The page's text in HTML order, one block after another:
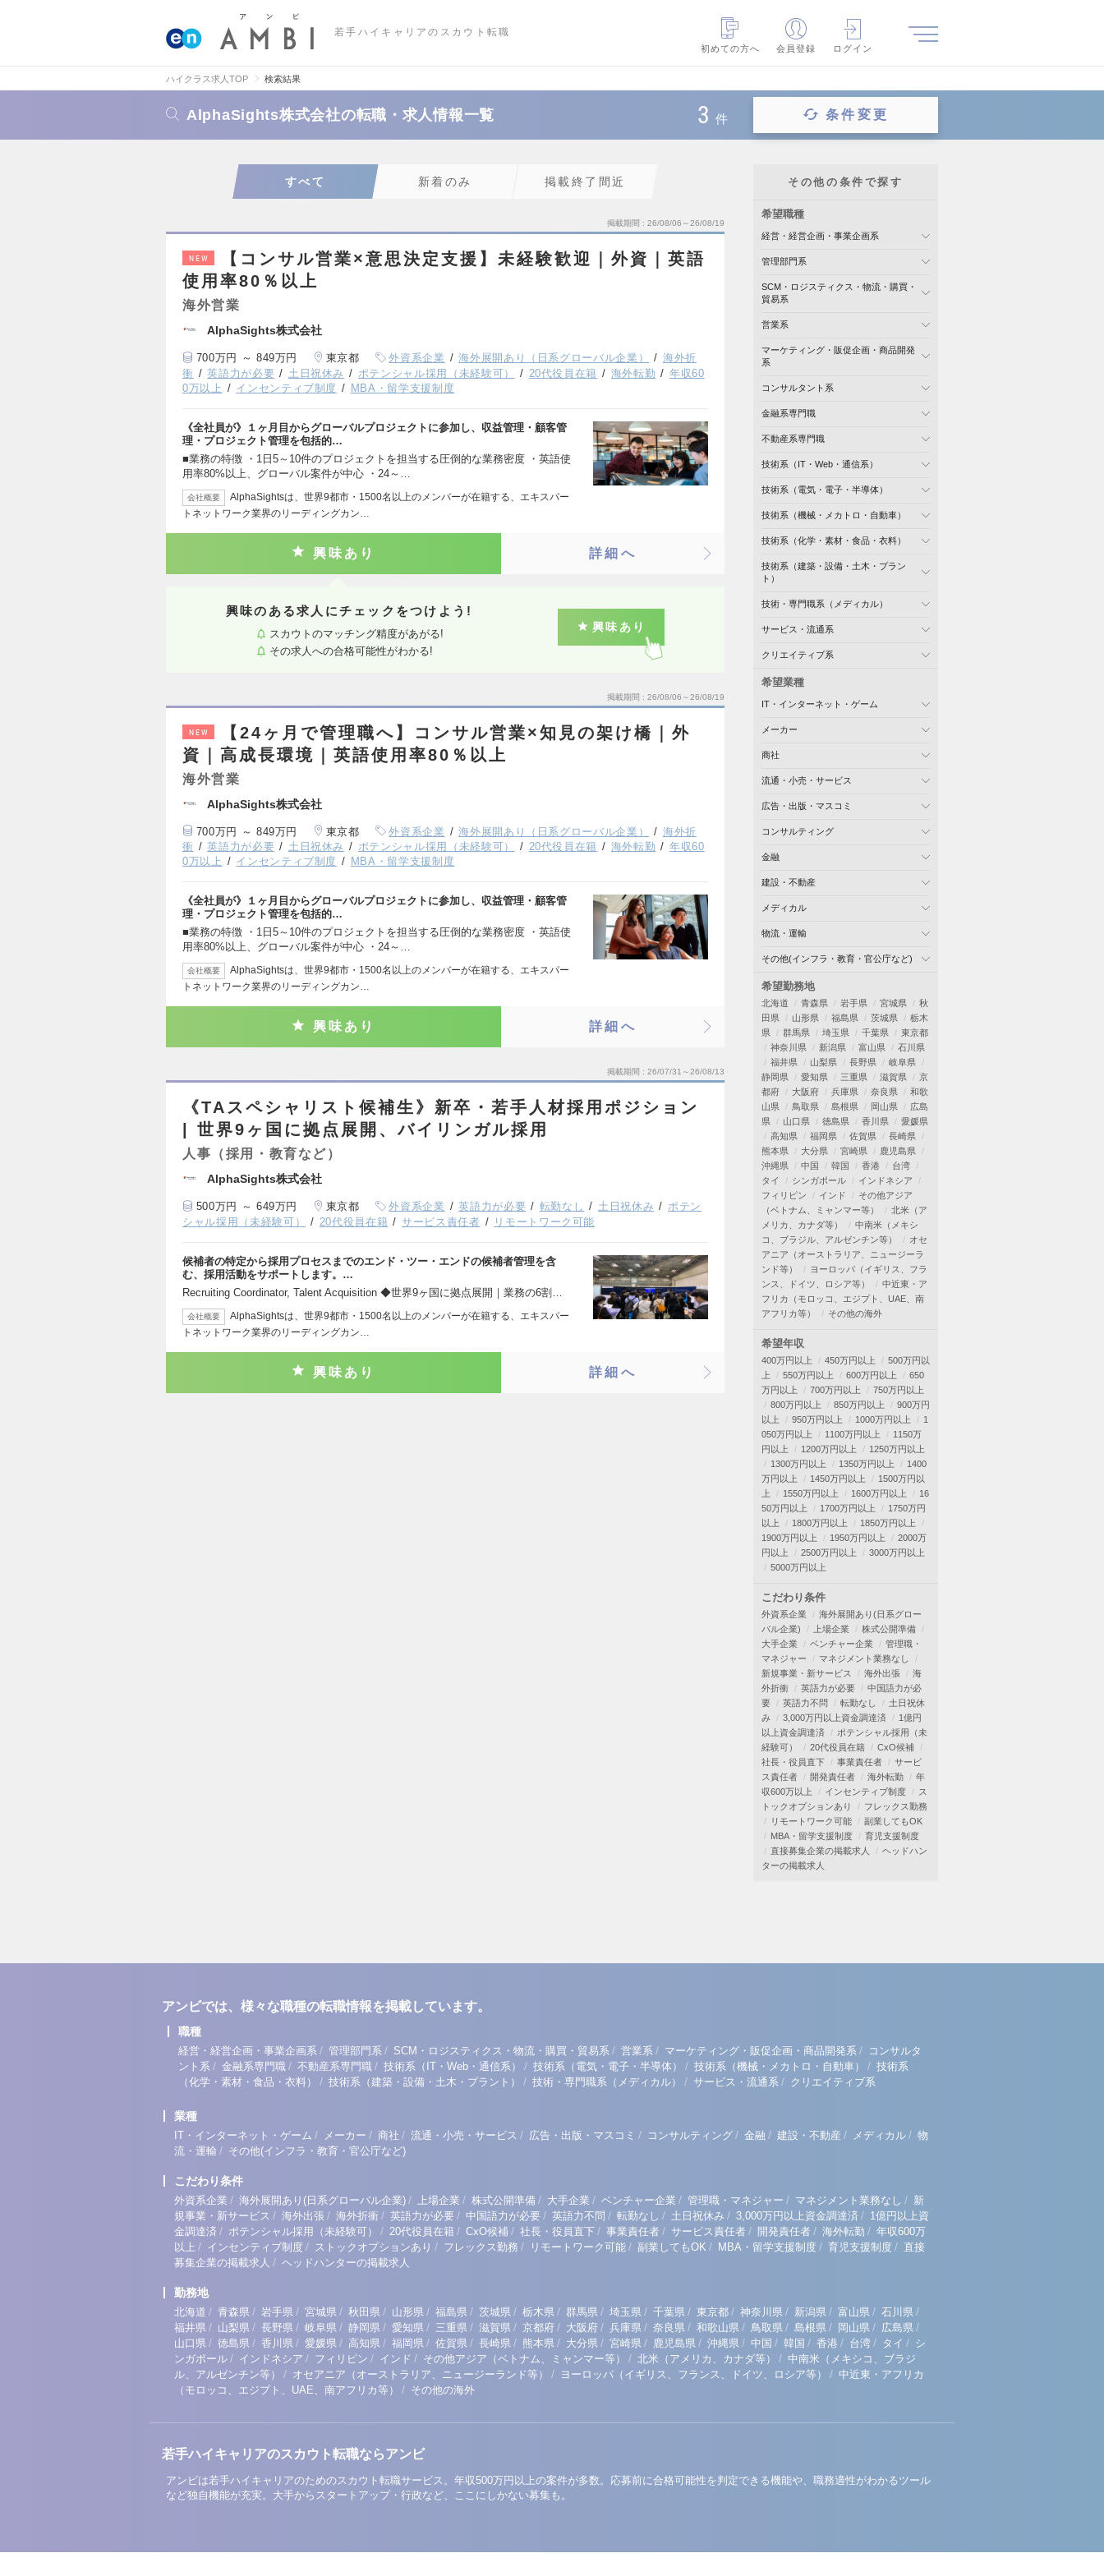
若手ハイキャリアのスカウト転職
初めての方へ
会員登録 ログイン
ハイクラス求人TOP 検索結果
AlphaSights株式会社の転職・求人情報一覧 3 件 条件変更
すべて 新着のみ 掲載終了間近
掲載期間 26/08/06～26/08/19
NEW
【コンサル営業×意思決定支援】未経験歓迎｜外資｜英語
使用率80％以上
海外営業
AlphaSights株式会社
700万円 ～ 849万円 東京都 外資系企業 海外展開あり（日系グローバル企業）
海外折
衝
英語力が必要 土日祝休み ポテンシャル採用（未経験可） 20代役員在籍 海外転勤
年収60
0万以上
インセンティブ制度 MBA・留学支援制度
《全社員が》１ヶ月目からグローバルプロジェクトに参加し、収益管理・顧客管
理・プロジェクト管理を包括的…
■業務の特徴 ・1日5～10件のプロジェクトを担当する圧倒的な業務密度 ・英語使
用率80%以上、グローバル案件が中心 ・24～…
会社概要
AlphaSightsは、世界9都市・1500名以上のメンバーが在籍する、エキスパー
トネットワーク業界のリーディングカン…
興味あり 詳細へ
興味のある求人にチェックをつけよう!
スカウトのマッチング精度があがる!
その求人への合格可能性がわかる!
興味あり
掲載期間 26/08/06～26/08/19
NEW
【24ヶ月で管理職へ】コンサル営業×知見の架け橋｜外
資｜高成長環境｜英語使用率80％以上
海外営業
AlphaSights株式会社
700万円 ～ 849万円 東京都 外資系企業 海外展開あり（日系グローバル企業）
海外折
衝
英語力が必要 土日祝休み ポテンシャル採用（未経験可） 20代役員在籍 海外転勤
年収60
0万以上
インセンティブ制度 MBA・留学支援制度
《全社員が》１ヶ月目からグローバルプロジェクトに参加し、収益管理・顧客管
理・プロジェクト管理を包括的…
■業務の特徴 ・1日5～10件のプロジェクトを担当する圧倒的な業務密度 ・英語使
用率80%以上、グローバル案件が中心 ・24～…
会社概要
AlphaSightsは、世界9都市・1500名以上のメンバーが在籍する、エキスパー
トネットワーク業界のリーディングカン…
興味あり 詳細へ
掲載期間 26/07/31～26/08/13
《TAスペシャリスト候補生》新卒・若手人材採用ポジション
| 世界9ヶ国に拠点展開、バイリンガル採用
人事（採用・教育など）
AlphaSights株式会社
500万円 ～ 649万円 東京都 外資系企業 英語力が必要 転勤なし 土日祝休み
ポテン
シャル採用（未経験可）
20代役員在籍 サービス責任者 リモートワーク可能
候補者の特定から採用プロセスまでのエンド・ツー・エンドの候補者管理を含
む、採用活動をサポートします。…
Recruiting Coordinator, Talent Acquisition ◆世界9ヶ国に拠点展開｜業務の6割…
会社概要
AlphaSightsは、世界9都市・1500名以上のメンバーが在籍する、エキスパー
トネットワーク業界のリーディングカン…
興味あり 詳細へ
その他の条件で探す
希望職種
経営・経営企画・事業企画系
管理部門系
SCM・ロジスティクス・物流・購買・
貿易系
営業系
マーケティング・販促企画・商品開発
系
コンサルタント系
金融系専門職
不動産系専門職
技術系（IT・Web・通信系）
技術系（電気・電子・半導体）
技術系（機械・メカトロ・自動車）
技術系（化学・素材・食品・衣料）
技術系（建築・設備・土木・プラン
ト）
技術・専門職系（メディカル）
サービス・流通系
クリエイティブ系
希望業種
IT・インターネット・ゲーム
メーカー
商社
流通・小売・サービス
広告・出版・マスコミ
コンサルティング
金融
建設・不動産
メディカル
物流・運輸
その他(インフラ・教育・官公庁など)
希望勤務地
北海道 青森県 岩手県 宮城県
秋
田県
山形県 福島県 茨城県
栃木
県
群馬県 埼玉県 千葉県
東京都
神奈川県
新潟県 富山県
石川県
福井県
山梨県 長野県
岐阜県
静岡県
愛知県 三重県 滋賀県
京
都府
大阪府 兵庫県 奈良県
和歌
山県
鳥取県 島根県 岡山県
広島
県
山口県 徳島県 香川県
愛媛県
高知県
福岡県 佐賀県
長崎県
熊本県
大分県 宮崎県
鹿児島県
沖縄県
中国 韓国 香港
台湾
タイ
シンガポール
インドネシア
フィリピン
インド
その他アジア
（ベトナム、ミャンマー等）
北米（ア
メリカ、カナダ等）
中南米（メキシ
コ、ブラジル、アルゼンチン等）
オセ
アニア（オーストラリア、ニュージーラ
ンド等）
ヨーロッパ（イギリス、フラ
ンス、ドイツ、ロシア等）
中近東・ア
フリカ（モロッコ、エジプト、UAE、南
アフリカ等）
その他の海外
希望年収
400万円以上 450万円以上
500万円以
上
550万円以上 600万円以上
650
万円以上
700万円以上
750万円以上
800万円以上
850万円以上
900万円
以上
950万円以上 1000万円以上
1
050万円以上
1100万円以上
1150万
円以上
1200万円以上
1250万円以上
1300万円以上
1350万円以上
1400
万円以上
1450万円以上
1500万円以
上
1550万円以上 1600万円以上
16
50万円以上
1700万円以上
1750万円
以上
1800万円以上
1850万円以上
1900万円以上
1950万円以上
2000万
円以上
2500万円以上
3000万円以上
5000万円以上
こだわり条件
外資系企業
海外展開あり(日系グロー
バル企業)
上場企業
株式公開準備
大手企業
ベンチャー企業
管理職・
マネジャー
マネジメント業務なし
新規事業・新サービス
海外出張
海
外折衝
英語力が必要
中国語力が必
要
英語力不問 転勤なし
土日祝休
み
3,000万円以上資金調達済
1億円
以上資金調達済
ポテンシャル採用（未
経験可）
20代役員在籍
CxO候補
社長・役員直下
事業責任者
サービ
ス責任者
開発責任者 海外転勤
年
収600万以上
インセンティブ制度
ス
トックオプションあり
フレックス勤務
リモートワーク可能
副業してもOK
MBA・留学支援制度
育児支援制度
直接募集企業の掲載求人
ヘッドハン
ターの掲載求人
アンビでは、様々な職種の転職情報を掲載しています。
職種
経営・経営企画・事業企画系 / 管理部門系 / SCM・ロジスティクス・物流・購買・貿易系 / 営業系 / マーケティング・販促企画・商品開発系 / コンサルタ
ント系 / 金融系専門職 / 不動産系専門職 / 技術系（IT・Web・通信系） / 技術系（電気・電子・半導体） / 技術系（機械・メカトロ・自動車） / 技術系
（化学・素材・食品・衣料）
/ 技術系（建築・設備・土木・プラント） / 技術・専門職系（メディカル） / サービス・流通系 / クリエイティブ系
業種
IT・インターネット・ゲーム / メーカー / 商社 / 流通・小売・サービス / 広告・出版・マスコミ / コンサルティング / 金融 / 建設・不動産 / メディカル / 物
流・運輸 / その他(インフラ・教育・官公庁など)
こだわり条件
外資系企業 / 海外展開あり(日系グローバル企業) / 上場企業 / 株式公開準備 / 大手企業 / ベンチャー企業 / 管理職・マネジャー / マネジメント業務なし / 新
規事業・新サービス / 海外出張 / 海外折衝 / 英語力が必要 / 中国語力が必要 / 英語力不問 / 転勤なし / 土日祝休み / 3,000万円以上資金調達済 / 1億円以上資
金調達済 / ポテンシャル採用（未経験可） / 20代役員在籍 / CxO候補 / 社長・役員直下 / 事業責任者 / サービス責任者 / 開発責任者 / 海外転勤 / 年収600万
以上 / インセンティブ制度 / ストックオプションあり / フレックス勤務 / リモートワーク可能 / 副業してもOK / MBA・留学支援制度 / 育児支援制度 / 直接
募集企業の掲載求人 / ヘッドハンターの掲載求人
勤務地
北海道 / 青森県 / 岩手県 / 宮城県 / 秋田県 / 山形県 / 福島県 / 茨城県 / 栃木県 / 群馬県 / 埼玉県 / 千葉県 / 東京都 / 神奈川県 / 新潟県 / 富山県 / 石川県 /
福井県 / 山梨県 / 長野県 / 岐阜県 / 静岡県 / 愛知県 / 三重県 / 滋賀県 / 京都府 / 大阪府 / 兵庫県 / 奈良県 / 和歌山県 / 鳥取県 / 島根県 / 岡山県 / 広島県 /
山口県 / 徳島県 / 香川県 / 愛媛県 / 高知県 / 福岡県 / 佐賀県 / 長崎県 / 熊本県 / 大分県 / 宮崎県 / 鹿児島県 / 沖縄県 / 中国 / 韓国 / 香港 / 台湾 / タイ / シ
ンガポール / インドネシア / フィリピン / インド / その他アジア（ベトナム、ミャンマー等） / 北米（アメリカ、カナダ等） / 中南米（メキシコ、ブラジ
ル、アルゼンチン等）
/ オセアニア（オーストラリア、ニュージーランド等） / ヨーロッパ（イギリス、フランス、ドイツ、ロシア等） / 中近東・アフリカ
（モロッコ、エジプト、UAE、南アフリカ等）
/ その他の海外
若手ハイキャリアのスカウト転職ならアンビ
アンビは若手ハイキャリアのためのスカウト転職サービス。年収500万円以上の案件が多数。応募前に合格可能性を判定できる機能や、職務適性がわかるツール
など独自機能が充実。大手からスタートアップ・行政など、ここにしかない募集も。